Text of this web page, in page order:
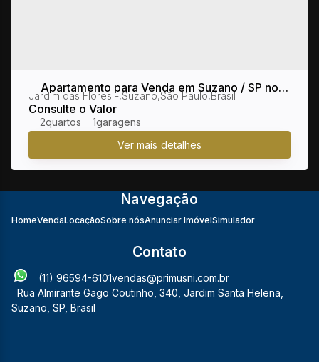
Apartamento para Venda em Suzano / SP no
bairro Parque Santa Rosa
Consulte o Valor
Jardim das Flores ,Suzano,São Paulo,Brasil
2 1
Navegação
HomeVendaLocaçãoSobre nósAnunciar ImóvelSimulador
Contato
(11) 96594-6101vendas@primusni.com.br
Rua Almirante Gago Coutinho 340 Jardim Santa Helena
Suzano SP Brasil